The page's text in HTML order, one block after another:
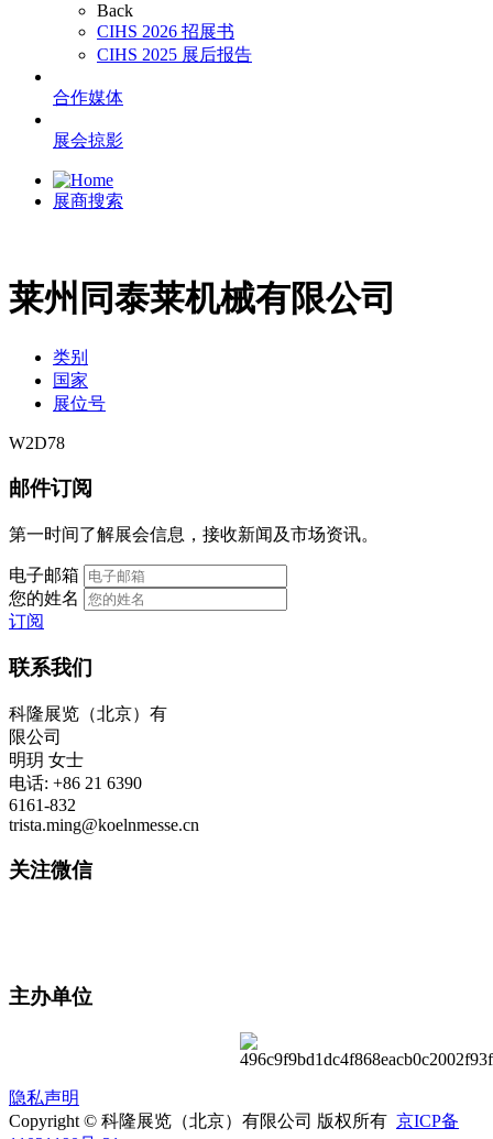
Back
CIHS 2026 招展书
CIHS 2025 展后报告
合作媒体
展会掠影
展商搜索
莱州同泰莱机械有限公司
类别
国家
展位号
W2D78
邮件订阅
第一时间了解展会信息，接收新闻及市场资讯。
电子邮箱
您的姓名
订阅
联系我们
科隆展览（北京）有
限公司
明玥 女士
电话: +86 21 6390
6161-832
trista.ming@koelnmesse.cn
关注微信
主办单位
隐私声明
Copyright © 科隆展览（北京）有限公司 版权所有 京ICP备